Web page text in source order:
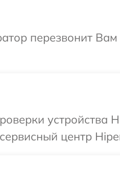
перезвонит
устройства
центр